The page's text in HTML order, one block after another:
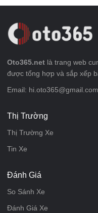
Oto365.net là trang web
được tổng hợp và sắp xếp
Email: hi.oto365@gmail.com
Thị Trường
Thị Trường Xe
Tin Xe
Đánh Giá
So Sánh Xe
Đánh Giá Xe